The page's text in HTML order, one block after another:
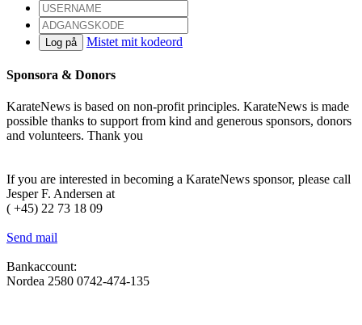
Log på Mistet mit kodeord
Sponsora & Donors
KarateNews is based on non-profit principles. KarateNews is made
possible thanks to support from kind and generous sponsors, donors
and volunteers. Thank you
If you are interested in becoming a KarateNews sponsor, please call
Jesper F. Andersen at
( +45) 22 73 18 09
Send mail
Bankaccount:
Nordea 2580 0742-474-135